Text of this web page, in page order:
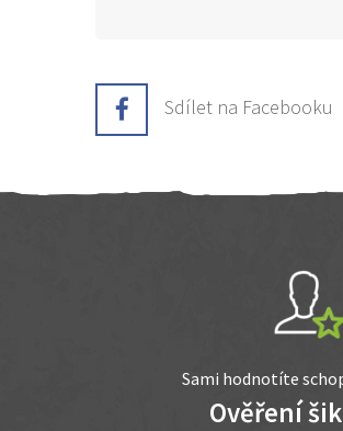
Sdílet na Facebooku
Sami hodnotíte
Ověření